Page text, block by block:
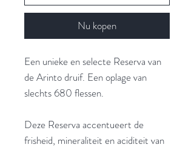
Nu kopen
Een unieke en selecte Reserva van
de Arinto druif. Een oplage van
slechts 680 flessen.
Deze Reserva accentueert de
frisheid, mineraliteit en aciditeit van